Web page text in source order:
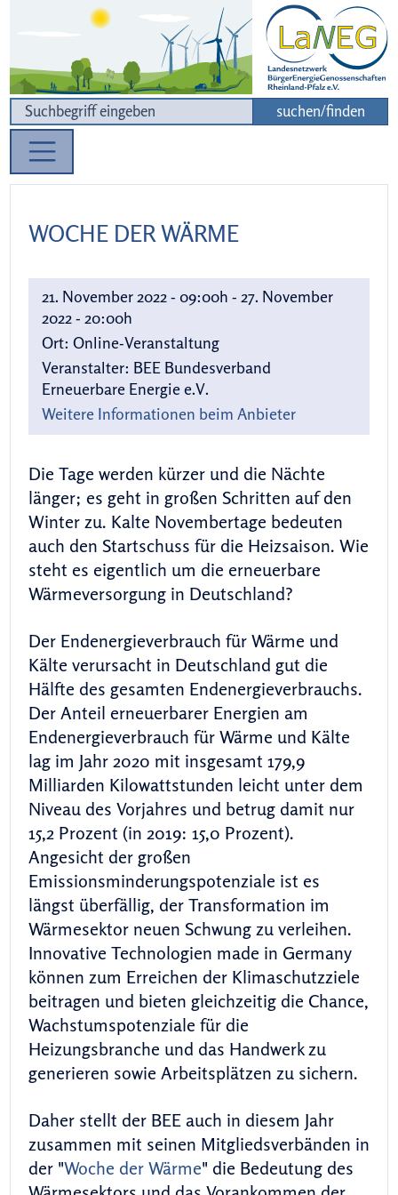
Zur Navigation
Zum Inhalt
suchen/finden
WOCHE DER WÄRME
21. November 2022 - 09:00h - 27. November
2022 - 20:00h
Ort: Online-Veranstaltung
Veranstalter: BEE Bundesverband
Erneuerbare Energie e.V.
Weitere Informationen beim Anbieter
Die Tage werden kürzer und die Nächte
länger; es geht in großen Schritten auf den
Winter zu. Kalte Novembertage bedeuten
auch den Startschuss für die Heizsaison. Wie
steht es eigentlich um die erneuerbare
Wärmeversorgung in Deutschland?
Der ⁠Endenergieverbrauch⁠ für Wärme und
Kälte verursacht in Deutschland gut die
Hälfte des gesamten Endenergieverbrauchs.
Der Anteil erneuerbarer Energien am
Endenergieverbrauch für Wärme und Kälte
lag im Jahr 2020 mit insgesamt 179,9
Milliarden Kilowattstunden leicht unter dem
Niveau des Vorjahres und betrug damit nur
15,2 Prozent (in 2019: 15,0 Prozent).
Angesicht der großen
Emissionsminderungspotenziale ist es
längst überfällig, der Transformation im
Wärmesektor neuen Schwung zu verleihen.
Innovative Technologien made in Germany
können zum Erreichen der Klimaschutzziele
beitragen und bieten gleichzeitig die Chance,
Wachstumspotenziale für die
Heizungsbranche und das Handwerk zu
generieren sowie Arbeitsplätzen zu sichern.
Daher stellt der BEE auch in diesem Jahr
zusammen mit seinen Mitgliedsverbänden in
der "Woche der Wärme" die Bedeutung des